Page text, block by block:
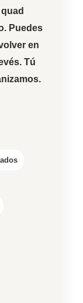
. Puedes
en
Tú